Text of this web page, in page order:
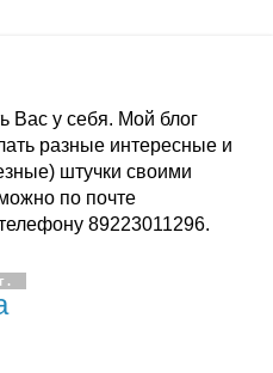
Вас у себя. Мой блог
разные интересные и
штучки своими
по почте
89223011296.